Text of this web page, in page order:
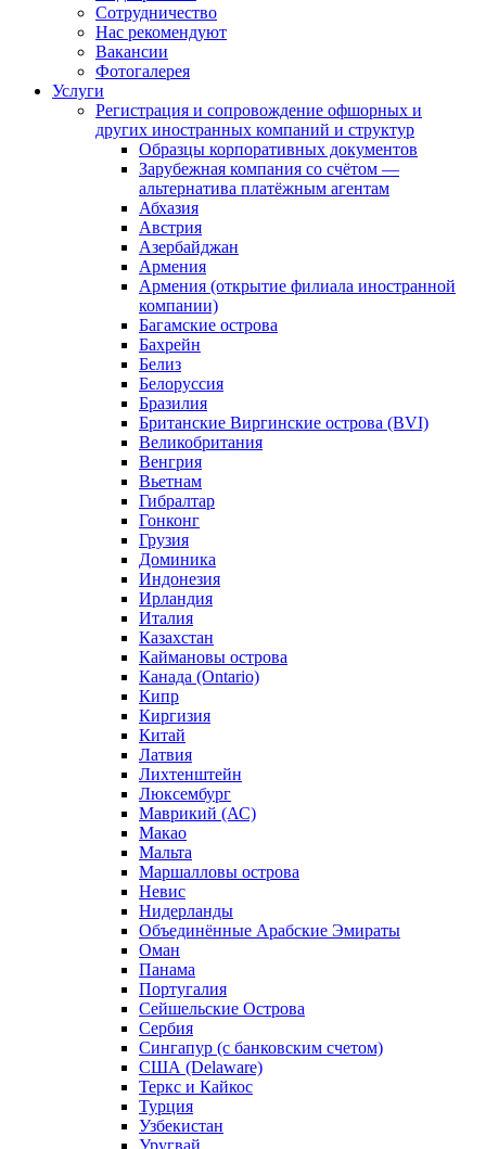
Сотрудничество
Нас рекомендуют
Вакансии
Фотогалерея
Услуги
Регистрация и сопровождение офшорных и
других иностранных компаний и структур
Образцы корпоративных документов
Зарубежная компания со счётом —
альтернатива платёжным агентам
Абхазия
Австрия
Азербайджан
Армения
Армения (открытие филиала иностранной
компании)
Багамские острова
Бахрейн
Белиз
Белоруссия
Бразилия
Британские Виргинские острова (BVI)
Великобритания
Венгрия
Вьетнам
Гибралтар
Гонконг
Грузия
Доминика
Индонезия
Ирландия
Италия
Казахстан
Каймановы острова
Канада (Ontario)
Кипр
Киргизия
Китай
Латвия
Лихтенштейн
Люксембург
Маврикий (АС)
Макао
Мальта
Маршалловы острова
Нeвис
Нидерланды
Объединённые Арабские Эмираты
Оман
Панама
Португалия
Сейшельские Острова
Сербия
Сингапур (c банковским счетом)
США (Delaware)
Теркс и Кайкос
Турция
Узбекистан
Уругвай